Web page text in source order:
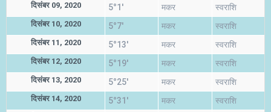
दिसंबर 09, 2020 5°1' मकर स्वराशि
दिसंबर 10, 2020 5°7' मकर स्वराशि
दिसंबर 11, 2020 5°13' मकर स्वराशि
दिसंबर 12, 2020 5°19' मकर स्वराशि
दिसंबर 13, 2020 5°25' मकर स्वराशि
दिसंबर 14, 2020 5°31' मकर स्वराशि